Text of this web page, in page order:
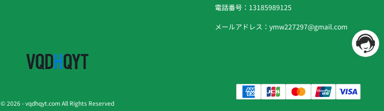
電話番号：13185989125
メールアドレス：ymw227297@gmail.com
© 2026 -vqdhqyt.com All Rights Reserved